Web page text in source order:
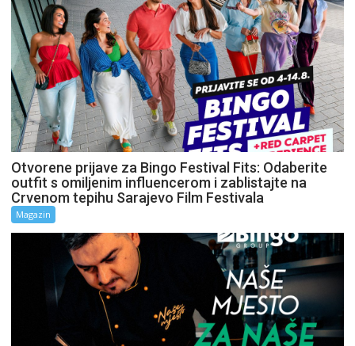
Otvorene prijave za Bingo Festival Fits: Odaberite
outfit s omiljenim influencerom i zablistajte na
Crvenom tepihu Sarajevo Film Festivala
Magazin